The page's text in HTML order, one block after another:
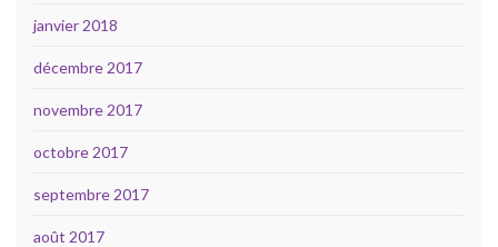
janvier 2018
décembre 2017
novembre 2017
octobre 2017
septembre 2017
août 2017